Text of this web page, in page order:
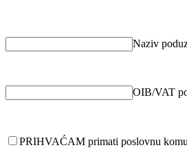
Naziv
OIB/VAT
PRIHVAĆAM primati poslovnu